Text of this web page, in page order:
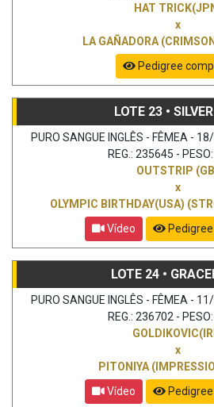
HAT
x
LA GAÑADORA
Pedigree
LOTE 23 •
PURO SANGUE INGLÊS - FÊMEA -
REG.: 235645 -
OUTSTRIP
x
OLYMPIC BIRTHDAY(USA)
Vídeo
LOTE 24 •
PURO SANGUE INGLÊS - FÊMEA -
REG.: 236702 -
x
PITONIYA
Vídeo